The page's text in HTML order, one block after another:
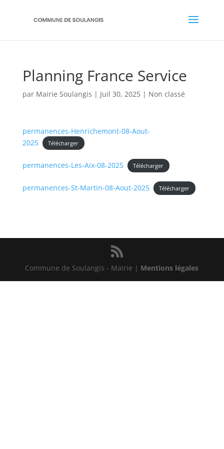
Planning France Service
par Mairie Soulangis | Juil 30, 2025| Non classé
permanences-Henrichemont-08-Aout-
2025
Télécharger
permanences-Les-Aix-08-2025 Télécharger
permanences-St-Martin-08-Aout-2025 Télécharger
Commune de Soulangis - Mairie | Mentions légales